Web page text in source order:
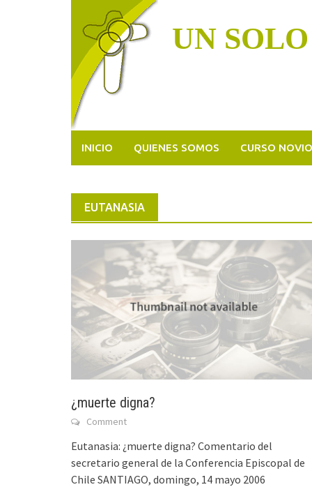
UN
INICIO QUIENES SOMOS CURSO
EUTANASIA
¿muerte digna?
Comment
Eutanasia: ¿muerte digna? Comentario del
secretario general de la Conferencia Episcopal de
Chile SANTIAGO, domingo, 14 mayo 2006